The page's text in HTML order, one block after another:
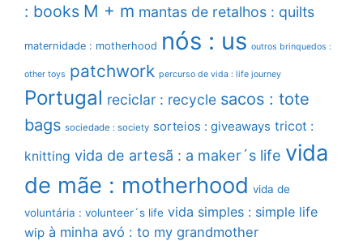
: books M + m mantas de retalhos : quilts
maternidade : motherhood nós : us outros brinquedos :
other toys patchwork percurso de vida : life journey
Portugal reciclar : recycle sacos : tote
bags sociedade : society sorteios : giveaways tricot :
knitting vida de artesã : a maker´s life vida
de mãe : motherhood vida de
voluntária : volunteer´s life vida simples : simple life
wip à minha avó : to my grandmother